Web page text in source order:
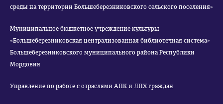
среды на территории Большеберезниковского сельского поселения»
Муниципальное бюджетное учреждение культуры
«Большеберезниковская централизованная библиотечная система»
Большеберезниковского муниципального района Республики
Мордовия
Управление по работе с отраслями АПК и ЛПХ граждан